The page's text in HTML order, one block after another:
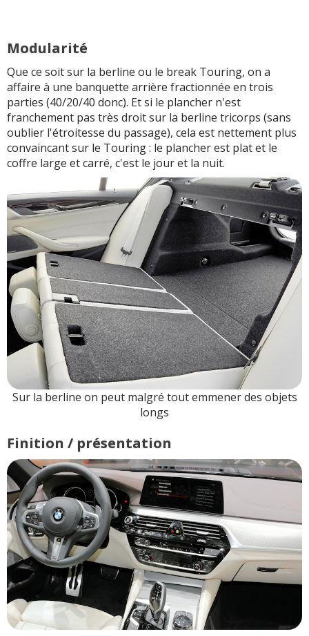
Modularité
Que ce soit sur la berline ou le break Touring, on a
affaire à une banquette arrière fractionnée en trois
parties (40/20/40 donc). Et si le plancher n'est
franchement pas très droit sur la berline tricorps (sans
oublier l'étroitesse du passage), cela est nettement plus
convaincant sur le Touring : le plancher est plat et le
coffre large et carré, c'est le jour et la nuit.
Sur la berline on peut malgré tout emmener des objets
longs
Finition / présentation